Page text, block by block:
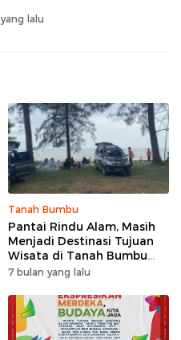
lalu
Tanah Bumbu
Pantai Rindu Alam, Masih
Menjadi Destinasi Tujuan
Wisata di Tanah Bumbu
dengan Rindangnya Pohon
7 bulan yang lalu